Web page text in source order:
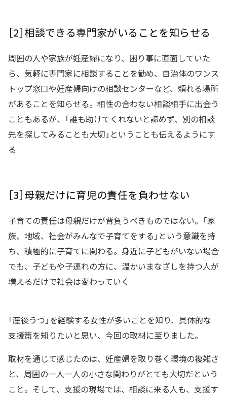
［2］相談できる専門家がいることを知らせる
周囲の人や家族が妊産婦になり、困り事に直面していた
ら、気軽に専門家に相談することを勧め、自治体のワンス
トップ窓口や妊産婦向けの相談センターなど、頼れる場所
があることを知らせる。相性の合わない相談相手に出会う
こともあるが、「誰も助けてくれないと諦めず、別の相談
先を探してみることも大切」ということも伝えるようにす
る
［3］母親だけに育児の責任を負わせない
子育ての責任は母親だけが背負うべきものではない。「家
族、地域、社会がみんなで子育てをする」という意識を持
ち、積極的に子育てに関わる。身近に子どもがいない場合
でも、子どもや子連れの方に、温かいまなざしを持つ人が
増えるだけで社会は変わっていく
「産後うつ」を経験する女性が多いことを知り、具体的な
支援策を知りたいと思い、今回の取材に至りました。
取材を通じて感じたのは、妊産婦を取り巻く環境の複雑さ
と、周囲の一人一人の小さな関わりがとても大切だという
こと。そして、支援の現場では、相談に来る人も、支援す